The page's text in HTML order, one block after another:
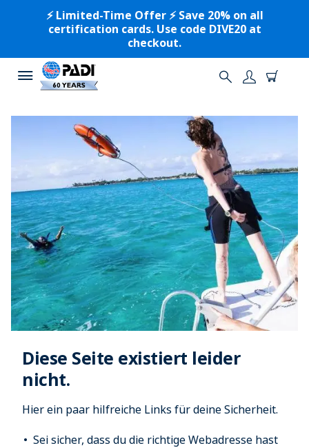
⚡️ Limited-Time Offer ⚡️ Save 20% on all
certification cards. Use code DIVE20 at
checkout.
Diese Seite existiert leider
nicht.
Hier ein paar hilfreiche Links für deine Sicherheit.
Sei sicher, dass du die richtige Webadresse hast